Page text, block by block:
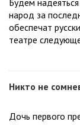
народ за
обеспечат
театре
Никто не
Дочь первого